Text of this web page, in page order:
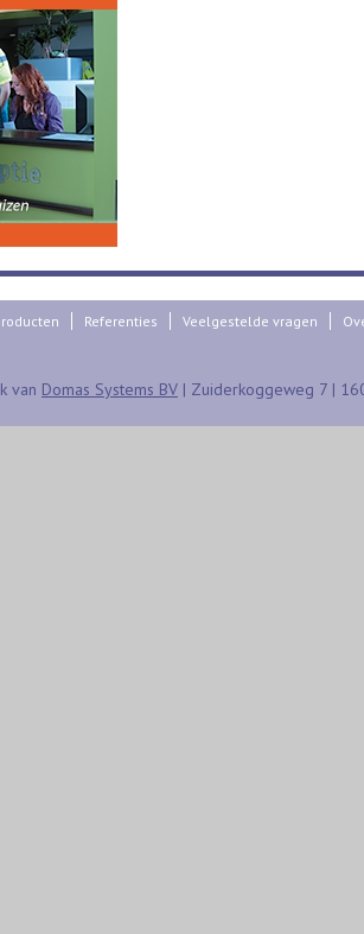
Referenties Veelgestelde vragen
van Domas Systems BV | Zuiderkoggeweg 7 |